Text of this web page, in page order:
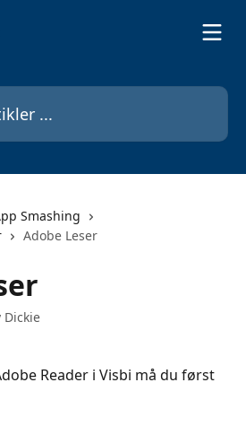
Smashing
Adobe Leser
Dickie
Reader i Visbi må du først